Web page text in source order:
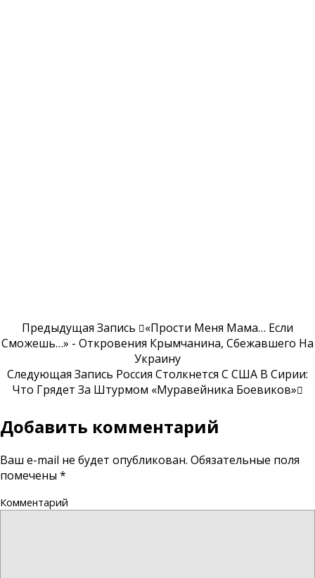
Предыдущая Запись
«Прости Меня Мама… Если
Сможешь…» - Откровения Крымчанина, Сбежавшего На
Украину
Следующая Запись Россия Столкнется С США В Сирии:
Что Грядет За Штурмом «муравейника Боевиков»
Добавить комментарий
Ваш e-mail не будет опубликован. Обязательные поля
помечены *
Комментарий